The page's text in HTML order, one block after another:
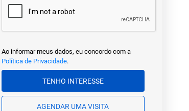
Ao informar meus dados, eu concordo com a
Política de Privacidade.
TENHO INTERESSE
AGENDAR UMA VISITA